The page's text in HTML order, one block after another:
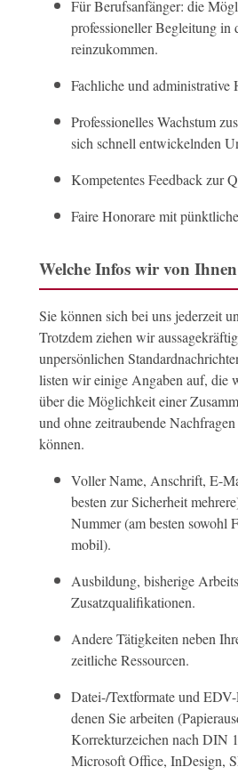
Für Berufsanfänger: die
professioneller Begleitung in
reinzukommen.
Fachliche und administrative
Professionelles Wachstum
sich schnell entwickelnden
Kompetentes Feedback zur
Faire Honorare mit
Welche Infos wir von
Sie können sich bei uns jederzeit
Trotzdem ziehen wir
unpersönlichen
listen wir einige Angaben auf, die
über die Möglichkeit einer
und ohne zeitraubende
können.
Voller Name, Anschrift, E-
besten zur Sicherheit
Nummer (am besten sowohl
mobil).
Ausbildung, bisherige
Zusatzqualifikationen.
Andere Tätigkeiten neben
zeitliche Ressourcen.
Datei-/Textformate und
denen Sie arbeiten
Korrekturzeichen nach DIN
Microsoft Office, InDesign,